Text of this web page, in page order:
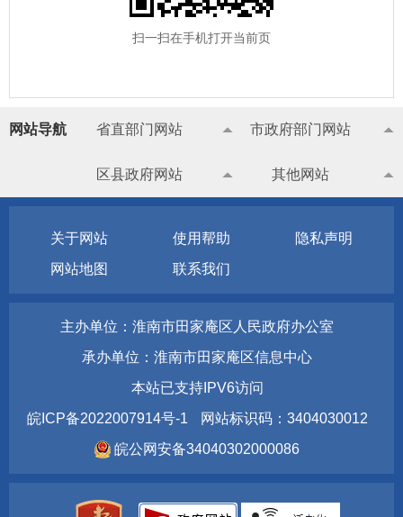
扫一扫在手机打开当前页
网站导航 省直部门网站 市政府部门网站
区县政府网站 其他网站
关于网站 使用帮助
隐私声明
网站地图
联系我们
主办单位：淮南市田家庵区人民政府办公室
承办单位：淮南市田家庵区信息中心
本站已支持IPV6访问
皖ICP备2022007914号-1
网站标识码：3404030012
皖公网安备34040302000086